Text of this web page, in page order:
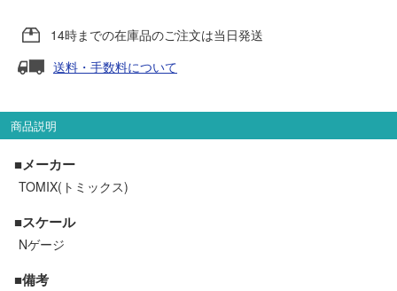
セール品・キャンペーン
セール商品
14時までの在庫品のご注文は当日発送
送料・手数料について
商品説明
■メーカー
TOMIX(トミックス)
■スケール
Nゲージ
■備考